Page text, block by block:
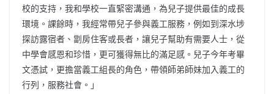
校的支持，我和學校一直緊密溝通，為兒子提供最佳的成長
環境。課餘時，我經常帶兒子參與義工服務，例如到深水埗
探訪露宿者、劏房住客或長者，讓兒子幫助有需要人士，從
中學會感恩和珍惜，更可獲得無比的滿足感。兒子今年考畢
文憑試，更擔當義工組長的角色，帶領師弟師妹加入義工的
行列，服務社會。」